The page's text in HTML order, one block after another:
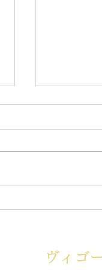
第6回
せ
ヴィゴ